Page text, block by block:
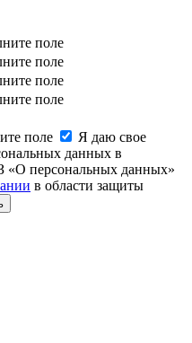
поле
поле
поле
поле
поле
Я даю свое
данных в
«О персональных данных»
в области защиты